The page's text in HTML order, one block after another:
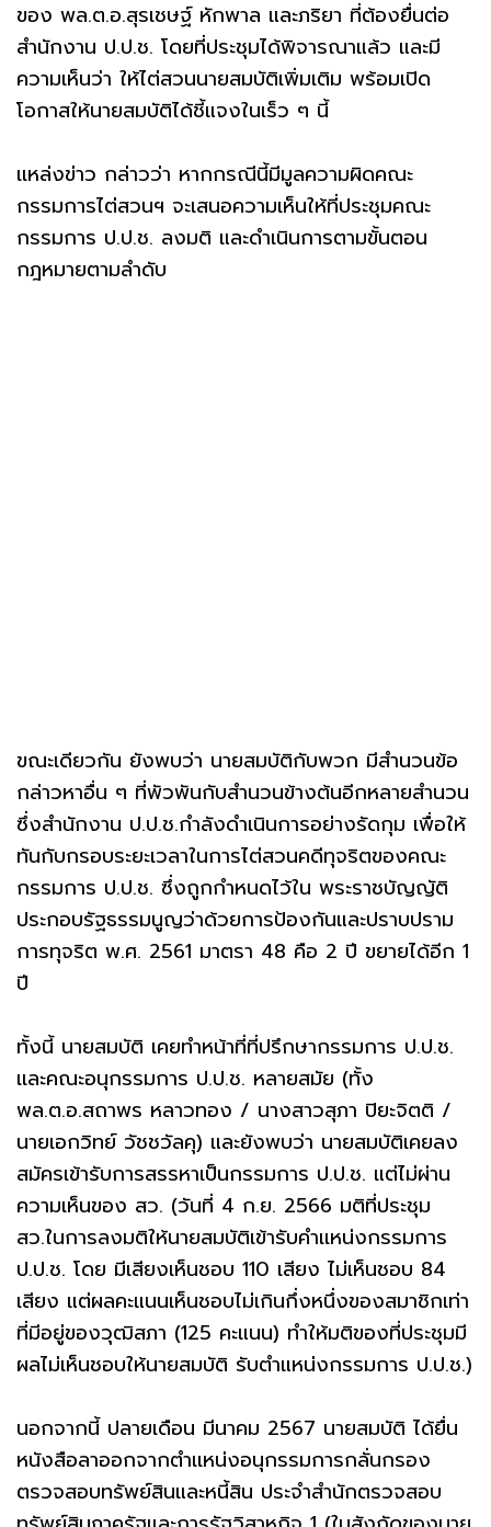
ของ พล.ต.อ.สุรเชษฐ์ หักพาล และภริยา ที่ต้องยื่นต่อ
สำนักงาน ป.ป.ช. โดยที่ประชุมได้พิจารณาแล้ว และมี
ความเห็นว่า ให้ไต่สวนนายสมบัติเพิ่มเติม พร้อมเปิด
โอกาสให้นายสมบัติได้ชี้แจงในเร็ว ๆ นี้
เเหล่งข่าว กล่าวว่า หากกรณีนี้มีมูลความผิดคณะ
กรรมการไต่สวนฯ จะเสนอความเห็นให้ที่ประชุมคณะ
กรรมการ ป.ป.ช. ลงมติ และดำเนินการตามขั้นตอน
กฎหมายตามลำดับ
ขณะเดียวกัน ยังพบว่า นายสมบัติกับพวก มีสำนวนข้อ
กล่าวหาอื่น ๆ ที่พัวพันกับสำนวนข้างต้นอีกหลายสำนวน
ซึ่งสำนักงาน ป.ป.ช.กำลังดำเนินการอย่างรัดกุม เพื่อให้
ทันกับกรอบระยะเวลาในการไต่สวนคดีทุจริตของคณะ
กรรมการ ป.ป.ช. ซึ่งถูกกำหนดไว้ใน พระราชบัญญัติ
ประกอบรัฐธรรมนูญว่าด้วยการป้องกันและปราบปราม
การทุจริต พ.ศ. 2561 มาตรา 48 คือ 2 ปี ขยายได้อีก 1
ปี
ทั้งนี้ นายสมบัติ เคยทำหน้าที่ที่ปรึกษากรรมการ ป.ป.ช.
เเละคณะอนุกรรมการ ป.ป.ช. หลายสมัย (ทั้ง
พล.ต.อ.สถาพร หลาวทอง / นางสาวสุภา ปิยะจิตติ /
นายเอกวิทย์ วัชชวัลคุ) และยังพบว่า นายสมบัติเคยลง
สมัครเข้ารับการสรรหาเป็นกรรมการ ป.ป.ช. แต่ไม่ผ่าน
ความเห็นของ สว. (วันที่ 4 ก.ย. 2566 มติที่ประชุม
สว.ในการลงมติให้นายสมบัติเข้ารับคำเเหน่งกรรมการ
ป.ป.ช. โดย มีเสียงเห็นชอบ 110 เสียง ไม่เห็นชอบ 84
เสียง แต่ผลคะแนนเห็นชอบไม่เกินกึ่งหนึ่งของสมาชิกเท่า
ที่มีอยู่ของวุฒิสภา (125 คะแนน) ทำให้มติของที่ประชุมมี
ผลไม่เห็นชอบให้นายสมบัติ รับตำแหน่งกรรมการ ป.ป.ช.)
นอกจากนี้ ปลายเดือน มีนาคม 2567 นายสมบัติ ได้ยื่น
หนังสือลาออกจากตำเเหน่งอนุกรรมการกลั่นกรอง
ตรวจสอบทรัพย์สินและหนี้สิน ประจำสำนักตรวจสอบ